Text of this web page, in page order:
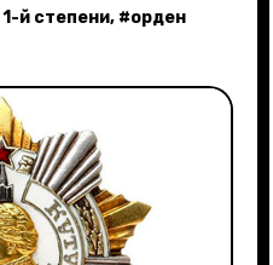
й степени, #орден